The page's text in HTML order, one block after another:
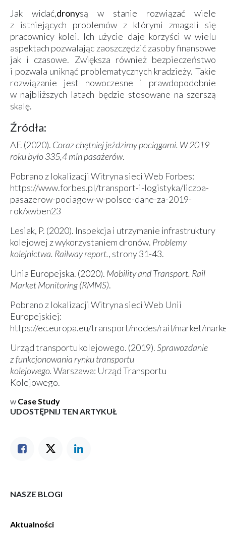
Jak widać,dronysą w stanie rozwiązać wiele
z istniejących problemów z którymi zmagali się
pracownicy kolei. Ich użycie daje korzyści w wielu
aspektach pozwalając zaoszczędzić zasoby finansowe
jak i czasowe. Zwiększa również bezpieczeństwo
i pozwala uniknąć problematycznych kradzieży. Takie
rozwiązanie jest nowoczesne i prawdopodobnie
w najbliższych latach będzie stosowane na szerszą
skalę.
Źródła:
AF. (2020). Coraz chętniej jeździmy pociągami. W 2019
roku było 335,4 mln pasażerów.
Pobrano z lokalizacji Witryna sieci Web Forbes:
https://www.forbes.pl/transport-i-logistyka/liczba-
pasazerow-pociagow-w-polsce-dane-za-2019-
rok/xwben23
Lesiak, P. (2020). Inspekcja i utrzymanie infrastruktury
kolejowej z wykorzystaniem dronów. Problemy
kolejnictwa. Railway report., strony 31-43.
Unia Europejska. (2020). Mobility and Transport. Rail
Market Monitoring (RMMS).
Pobrano z lokalizacji Witryna sieci Web Unii
Europejskiej:
https://ec.europa.eu/transport/modes/rail/market/
Urząd transportu kolejowego. (2019).Sprawozdanie
z funkcjonowania rynku transportu
kolejowego. Warszawa: Urząd Transportu
Kolejowego.
w Case Study
UDOSTĘPNIJ TEN ARTYKUŁ
NASZE BLOGI
Aktualności